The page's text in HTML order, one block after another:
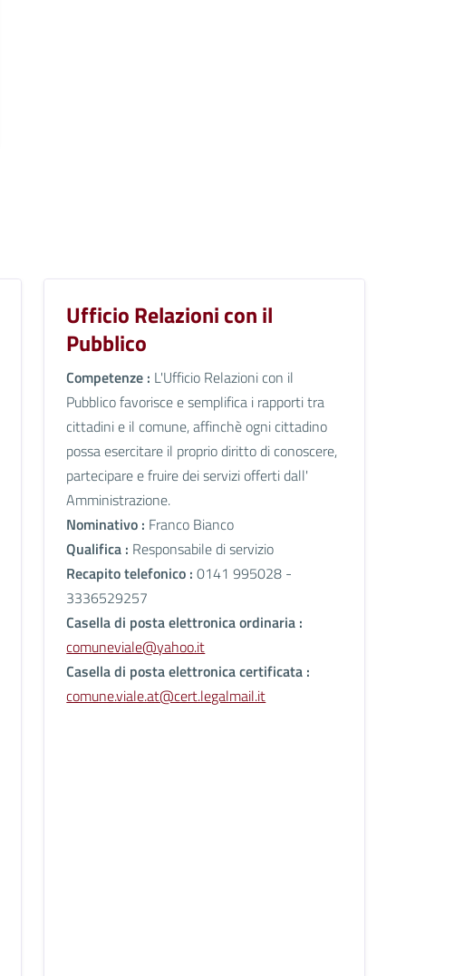
Ufficio Relazioni con il
Pubblico
Competenze : L'Ufficio Relazioni con il
Pubblico favorisce e semplifica i rapporti tra
cittadini e il comune, affinchè ogni cittadino
possa esercitare il proprio diritto di conoscere,
partecipare e fruire dei servizi offerti dall'
Amministrazione.
Nominativo : Franco Bianco
Qualifica : Responsabile di servizio
Recapito telefonico :0141 995028 -
3336529257
Casella di posta elettronica ordinaria :
comuneviale@yahoo.it
Casella di posta elettronica certificata :
comune.viale.at@cert.legalmail.it